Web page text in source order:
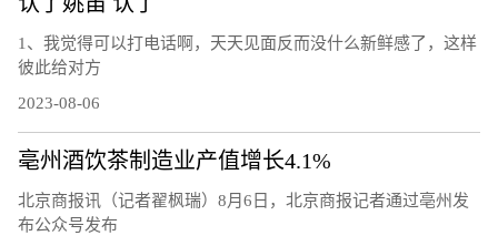
1、我觉得可以打电话啊，天天见面反而没什么新鲜感了，这样
彼此给对方
2023-08-06
亳州酒饮茶制造业产值增长4.1%
北京商报讯（记者翟枫瑞）8月6日，北京商报记者通过亳州发
布公众号发布